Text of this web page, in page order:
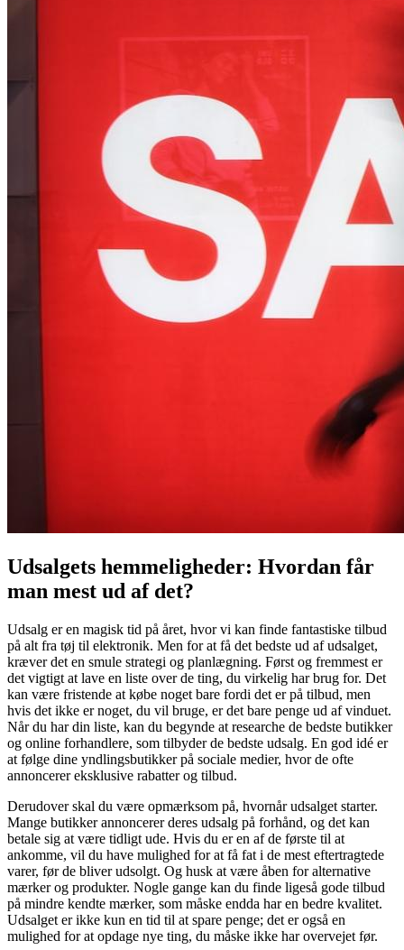
Udsalgets hemmeligheder: Hvordan får
man mest ud af det?
Udsalg er en magisk tid på året, hvor vi kan finde fantastiske tilbud
på alt fra tøj til elektronik. Men for at få det bedste ud af udsalget,
kræver det en smule strategi og planlægning. Først og fremmest er
det vigtigt at lave en liste over de ting, du virkelig har brug for. Det
kan være fristende at købe noget bare fordi det er på tilbud, men
hvis det ikke er noget, du vil bruge, er det bare penge ud af vinduet.
Når du har din liste, kan du begynde at researche de bedste butikker
og online forhandlere, som tilbyder de bedste udsalg. En god idé er
at følge dine yndlingsbutikker på sociale medier, hvor de ofte
annoncerer eksklusive rabatter og tilbud.
Derudover skal du være opmærksom på, hvornår udsalget starter.
Mange butikker annoncerer deres udsalg på forhånd, og det kan
betale sig at være tidligt ude. Hvis du er en af de første til at
ankomme, vil du have mulighed for at få fat i de mest eftertragtede
varer, før de bliver udsolgt. Og husk at være åben for alternative
mærker og produkter. Nogle gange kan du finde ligeså gode tilbud
på mindre kendte mærker, som måske endda har en bedre kvalitet.
Udsalget er ikke kun en tid til at spare penge; det er også en
mulighed for at opdage nye ting, du måske ikke har overvejet før.